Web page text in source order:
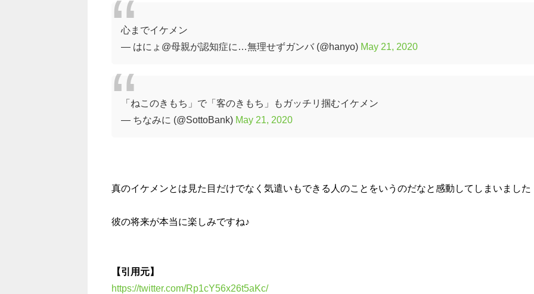
心までイケメン
— はにょ@母親が認知症に…無理せずガンバ (@hanyo) May 21, 2020
「ねこのきもち」で「客のきもち」もガッチリ掴むイケメン
— ちなみに (@SottoBank) May 21, 2020
真のイケメンとは見た目だけでなく気遣いもできる人のことをいうのだなと感動してしまいました
彼の将来が本当に楽しみですね♪
【引用元】
https://twitter.com/Rp1cY56x26t5aKc/